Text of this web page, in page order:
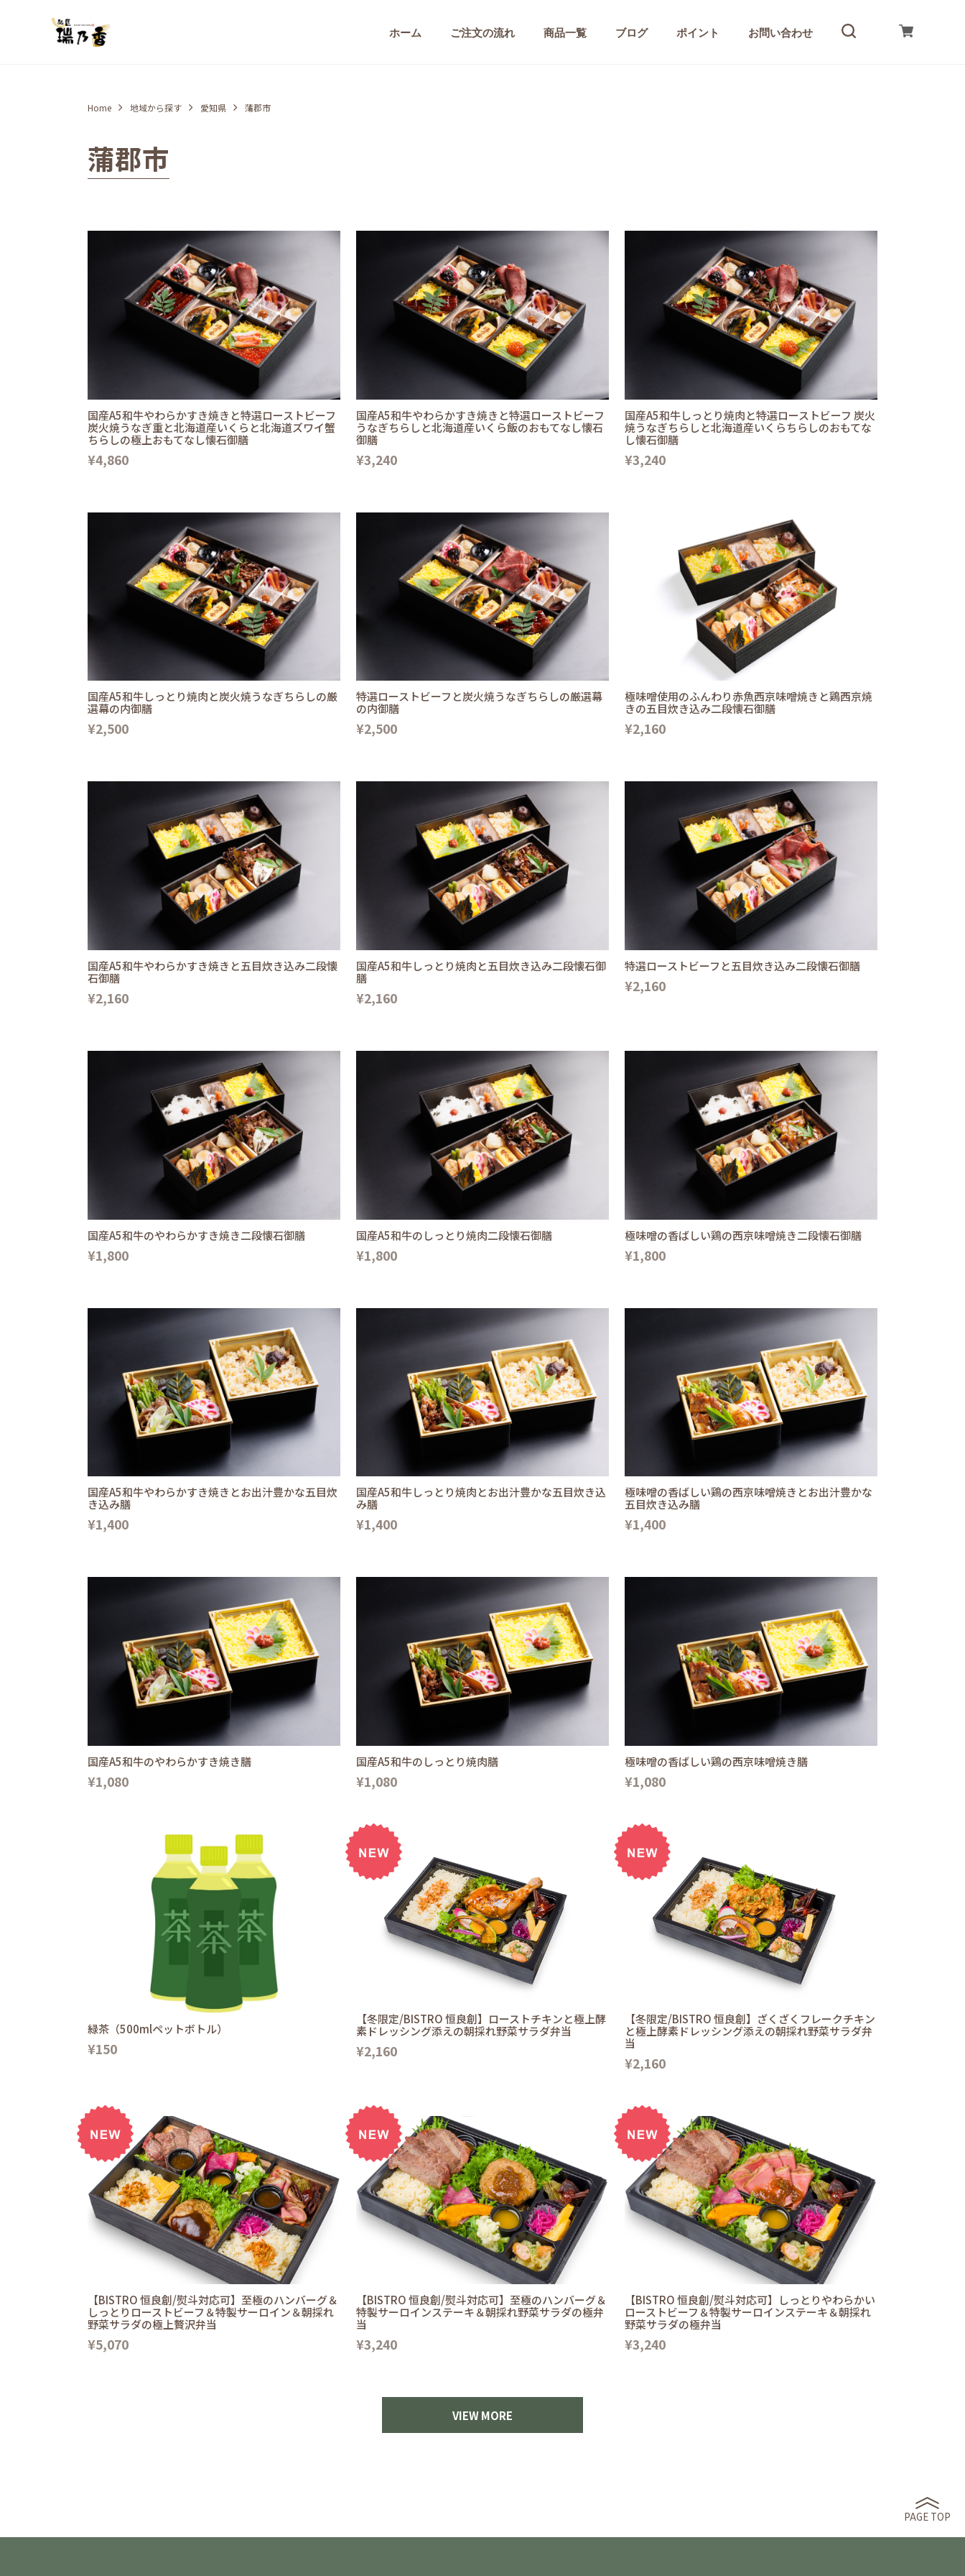
ホーム ご注文の流れ 商品一覧 ブログ ポイント お問い合わせ
Home 地域から探す 愛知県 蒲郡市
蒲郡市
国産A5和牛やわらかすき焼きと特選ローストビーフ
炭火焼うなぎ重と北海道産いくらと北海道ズワイ蟹
ちらしの極上おもてなし懐石御膳
¥4,860
国産A5和牛やわらかすき焼きと特選ローストビーフ
うなぎちらしと北海道産いくら飯のおもてなし懐石
御膳
¥3,240
国産A5和牛しっとり焼肉と特選ローストビーフ 炭火
焼うなぎちらしと北海道産いくらちらしのおもてな
し懐石御膳
¥3,240
国産A5和牛しっとり焼肉と炭火焼うなぎちらしの厳
選幕の内御膳
¥2,500
特選ローストビーフと炭火焼うなぎちらしの厳選幕
の内御膳
¥2,500
極味噌使用のふんわり赤魚西京味噌焼きと鶏西京焼
きの五目炊き込み二段懐石御膳
¥2,160
国産A5和牛やわらかすき焼きと五目炊き込み二段懐
石御膳
¥2,160
国産A5和牛しっとり焼肉と五目炊き込み二段懐石御
膳
¥2,160
特選ローストビーフと五目炊き込み二段懐石御膳
¥2,160
国産A5和牛のやわらかすき焼き二段懐石御膳
¥1,800
国産A5和牛のしっとり焼肉二段懐石御膳
¥1,800
極味噌の香ばしい鶏の西京味噌焼き二段懐石御膳
¥1,800
国産A5和牛やわらかすき焼きとお出汁豊かな五目炊
き込み膳
¥1,400
国産A5和牛しっとり焼肉とお出汁豊かな五目炊き込
み膳
¥1,400
極味噌の香ばしい鶏の西京味噌焼きとお出汁豊かな
五目炊き込み膳
¥1,400
国産A5和牛のやわらかすき焼き膳
¥1,080
国産A5和牛のしっとり焼肉膳
¥1,080
極味噌の香ばしい鶏の西京味噌焼き膳
¥1,080
緑茶（500mlペットボトル）
¥150
【冬限定/BISTRO 恒良創】ローストチキンと極上酵
素ドレッシング添えの朝採れ野菜サラダ弁当
¥2,160
【冬限定/BISTRO 恒良創】ざくざくフレークチキン
と極上酵素ドレッシング添えの朝採れ野菜サラダ弁
当
¥2,160
【BISTRO 恒良創/熨斗対応可】至極のハンバーグ＆
しっとりローストビーフ＆特製サーロイン＆朝採れ
野菜サラダの極上贅沢弁当
¥5,070
【BISTRO 恒良創/熨斗対応可】至極のハンバーグ＆
特製サーロインステーキ＆朝採れ野菜サラダの極弁
当
¥3,240
【BISTRO 恒良創/熨斗対応可】しっとりやわらかい
ローストビーフ＆特製サーロインステーキ＆朝採れ
野菜サラダの極弁当
¥3,240
VIEW MORE
PAGE TOP